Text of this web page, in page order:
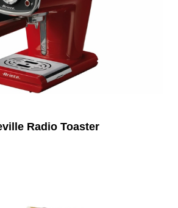
Radio Toaster